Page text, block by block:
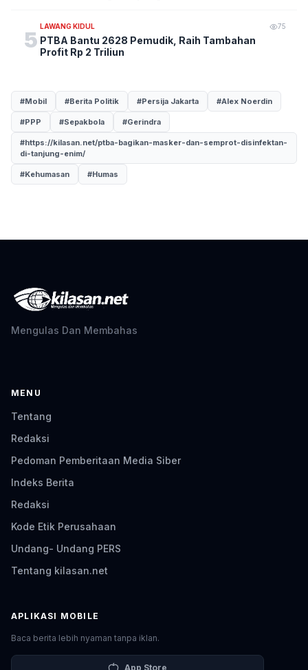
5
LAWANG KIDUL 75
PTBA Bantu 2628 Pemudik, Raih Tambahan
Profit Rp 2 Triliun
#Mobil #Berita Politik #Persija Jakarta #Alex Noerdin
#PPP #Sepakbola #Gerindra
#https://kilasan.net/ptba-bagikan-masker-dan-semprot-disinfektan-
di-tanjung-enim/
#Kehumasan #Humas
Mengulas Dan Membahas
MENU
Tentang
Redaksi
Pedoman Pemberitaan Media Siber
Indeks Berita
Redaksi
Kode Etik Perusahaan
Undang- Undang PERS
Tentang kilasan.net
APLIKASI MOBILE
Baca berita lebih nyaman tanpa iklan.
App Store